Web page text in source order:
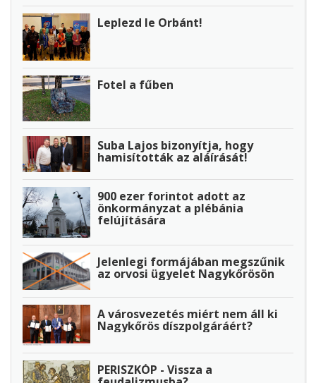
Leplezd le Orbánt!
Fotel a fűben
Suba Lajos bizonyítja, hogy
hamisították az aláírását!
900 ezer forintot adott az
önkormányzat a plébánia
felújítására
Jelenlegi formájában megszűnik
az orvosi ügyelet Nagykőrösön
A városvezetés miért nem áll ki
Nagykőrös díszpolgáráért?
PERISZKÓP - Vissza a